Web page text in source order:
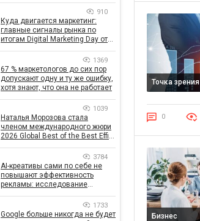
Точка зрения
0
Бизнес
910
Куда двигается маркетинг:
главные сигналы рынка по
итогам Digital Marketing Day от
1369
67 % маркетологов до сих пор
допускают одну и ту же ошибку,
хотя знают, что она не работает
1039
Наталья Морозова стала
членом международного жюри
2026 Global Best of the Best Effie
3784
AI-креативы сами по себе не
повышают эффективность
рекламы: исследование
влияет на эффективность
кампаний
1733
Google больше никогда не будет